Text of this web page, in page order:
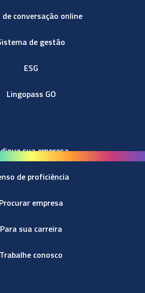
conversação online
de gestão
ESG
Lingopass GO
sua empresa
de proficiência
Procurar empresa
Para sua carreira
Trabalhe conosco